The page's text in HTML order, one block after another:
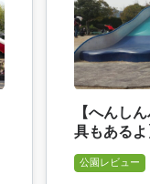
【へんし
具もある
公園レビュー